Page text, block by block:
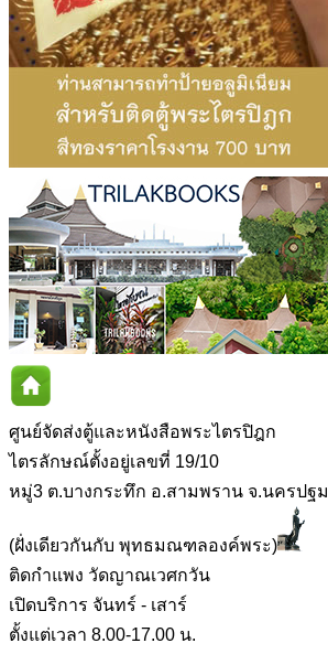
ศูนย์จัดส่งตู้และหนังสือพระไตรปิฎก
ไตรลักษณ์ตั้งอยู่เลขที่ 19/10
หมู่3 ต.บางกระทึก อ.สามพราน จ.นครปฐม
(ฝั่งเดียวกันกับ พุทธมณฑลองค์พระ)
ติดกำแพง วัดญาณเวศกวัน
เปิดบริการ จันทร์ - เสาร์
ตั้งแต่เวลา 8.00-17.00 น.